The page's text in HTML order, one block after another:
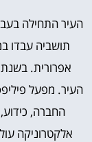
העיר התחילה
תושביה עבדו
העיר. מפעל
החברה,
אלקטרוניקה